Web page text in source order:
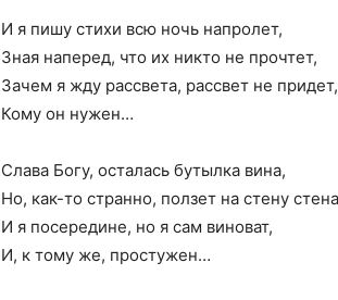
И я пишу стихи всю ночь напролет,
Зная наперед, что их никто не прочтет,
Зачем я жду рассвета, рассвет не придет,
Кому он нужен…
Слава Богу, осталась бутылка вина,
Но, как-то странно, ползет на стену стена
И я посередине, но я сам виноват,
И, к тому же, простужен…